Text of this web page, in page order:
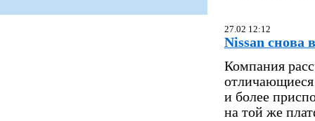
27.02 12:12
Nissan снова
Компания
и более
на той же